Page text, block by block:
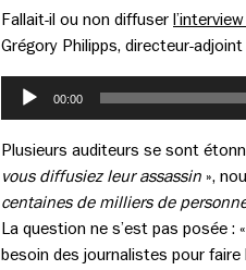
Fallait-il ou non diffuser
Grégory Philipps, directeur-
Lecteur
00:00
Plusieurs auditeurs se sont
vous diffusiez leur assassin »,
centaines de milliers de
La question ne s’est pas posée :
besoin des journalistes pour faire